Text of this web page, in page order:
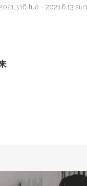
2021.3.16 tue - 2021.6.13 sun